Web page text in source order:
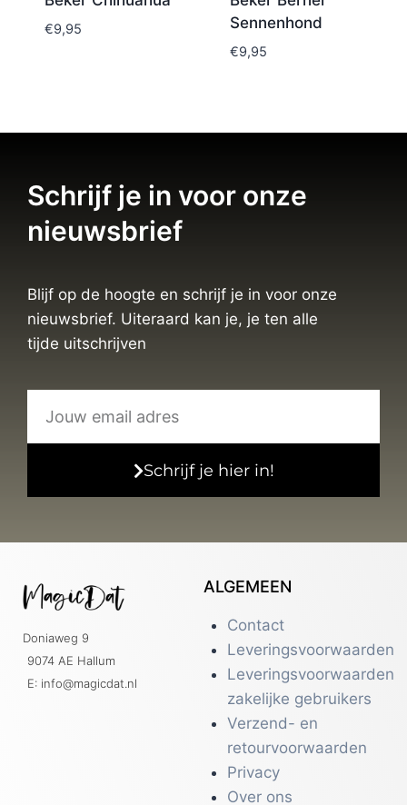
€9,95
Sennenhond
€9,95
Schrijf je in voor onze
nieuwsbrief
Blijf op de hoogte en schrijf je in voor onze
nieuwsbrief. Uiteraard kan je, je ten alle
tijde uitschrijven
Schrijf je hier in!
Doniaweg 9
9074 AE Hallum
E: info@magicdat.nl
ALGEMEEN
Contact
Leveringsvoorwaarden
Leveringsvoorwaarden
zakelijke gebruikers
Verzend- en
retourvoorwaarden
Privacy
Over ons